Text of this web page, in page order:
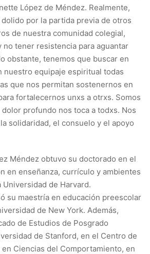
López de Méndez. Realmente,
por la partida previa de otros
de nuestra comunidad colegial,
no tener resistencia para aguantar
obstante, tenemos que buscar en
nuestro equipaje espiritual todas
que nos permitan sostenernos en
fortalecernos unxs a otrxs. Somos
profundo nos toca a todxs. Nos
solidaridad, el consuelo y el apoyo
Méndez obtuvo su doctorado en el
en enseñanza, currículo y ambientes
de Harvard.
su maestría en educación preescolar
de New York. Además,
de Estudios de Posgrado
de Stanford, en el Centro de
en Ciencias del Comportamiento, en